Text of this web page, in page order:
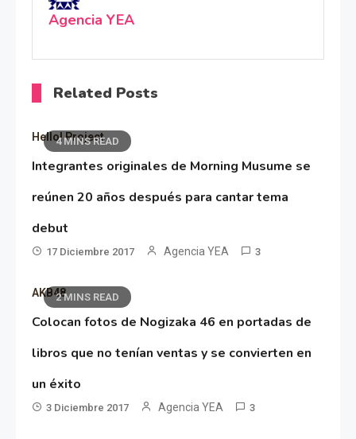
Agencia YEA
Related Posts
4 MINS READ
Hello! Project
Integrantes originales de Morning Musume se
reúnen 20 años después para cantar tema
debut
17 Diciembre 2017 Agencia YEA 3
2 MINS READ
AKB48
Colocan fotos de Nogizaka 46 en portadas de
libros que no tenían ventas y se convierten en
un éxito
3 Diciembre 2017 Agencia YEA 3